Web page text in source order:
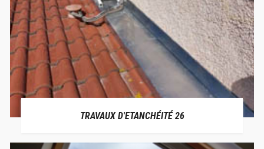
TRAVAUX D'ETANCHÉITÉ 26